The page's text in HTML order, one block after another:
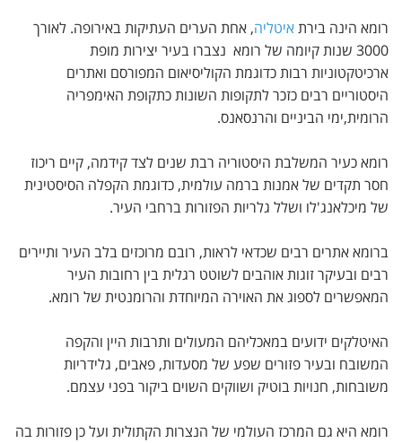
רומא הינה בירתאיטליה, אחת הערים העתיקות באירופה. לאורך
3000 שנות קיומה של רומא נצברו בעיר יצירות מופת
ארכיטקטוניות רבות כדוגמת הקוליסיאום המפורסם ואתרים
היסטוריים רבים כזכר לתקופות השונות כתקופת האימפריה
הרומית,ימי הביניים והרנסאנס.
רומא כעיר המשלבת היסטוריה רבת שנים לצד קידמה, קיים ריכוז
חסר תקדים של אמנות ברמה עולמית, כדוגמת הקפלה הסיסטינית
של מיכלאנג'לו ושלל גלריות הפזורות ברחבי העיר.
ברומא אתרים רבים שכדאי לראות, רובם מרוכזים בלב העיר ותיירים
רבים ובעיקר זוגות אוהבים לשוטט רגלית בין רחובות העיר
המאפשרים לספוג את האוירה המיוחדת והרומנטית של רומא.
האיטלקים ידועים במאכליהם המעולים ותרבות היין והקפה
המשובח ובעיר פזורים שפע של מסעדות, פאבים, גלידריות
משובחות, חנויות בוטיק ושווקים השוים ביקור בפני עצמם.
רומא היא גם המרכז העולמי של הנצרות הקתולית ועל כן פזורות בה